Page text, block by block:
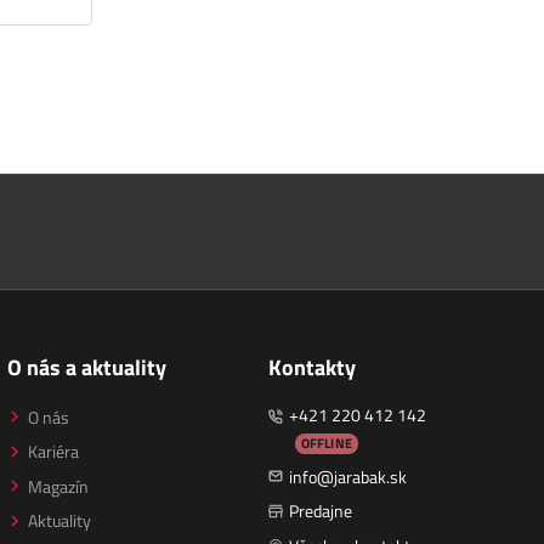
O nás a aktuality
O nás
Kariéra
Magazín
Aktuality
Kontakty
+421 220 412 142
OFFLINE
info@jarabak.sk
Predajne